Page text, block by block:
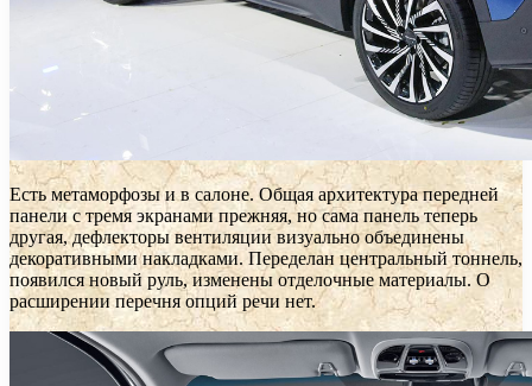
Есть метаморфозы и в салоне. Общая архитектура передней
панели с тремя экранами прежняя, но сама панель теперь
другая, дефлекторы вентиляции визуально объединены
декоративными накладками. Переделан центральный тоннель,
появился новый руль, изменены отделочные материалы. О
расширении перечня опций речи нет.